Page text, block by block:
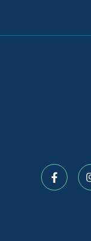
Facebook